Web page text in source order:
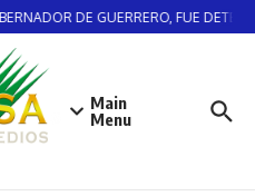
DE GUERRERO, FUE
Main
Menu